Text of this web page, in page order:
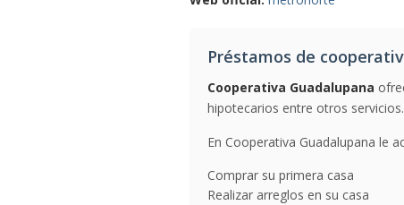
Préstamos de
Cooperativa Guadalupana
hipotecarios entre otros servicios.
En Cooperativa Guadalupana le
Comprar su primera casa
Realizar arreglos en su casa